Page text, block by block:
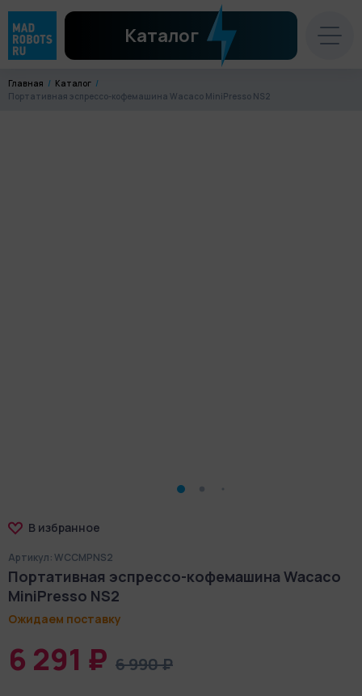
Каталог
Главная
Каталог
Портативная эспрессо-кофемашина Wacaco MiniPresso NS2
В избранное
Артикул: WCCMPNS2
Портативная эспрессо-кофемашина Wacaco
MiniPresso NS2
Ожидаем поставку
6 291 ₽ 6 990 ₽